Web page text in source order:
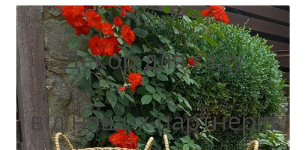
Декор для саду
від наших партнерів